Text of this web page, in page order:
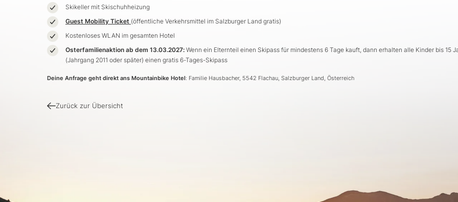
Skikeller mit Skischuhheizung
Guest Mobility Ticket (öffentliche Verkehrsmittel im Salzburger Land gratis)
Kostenloses WLAN im gesamten Hotel
Osterfamilienaktion ab dem 13.03.2027: Wenn ein Elternteil einen Skipass für mindestens 6 Tage kauft, dann erhalten alle Kinder bis 15
(Jahrgang 2011 oder später) einen gratis 6-Tages-Skipass
Deine Anfrage geht direkt ans Mountainbike Hotel: Familie Hausbacher, 5542 Flachau, Salzburger Land, Österreich
Zurück zur Übersicht